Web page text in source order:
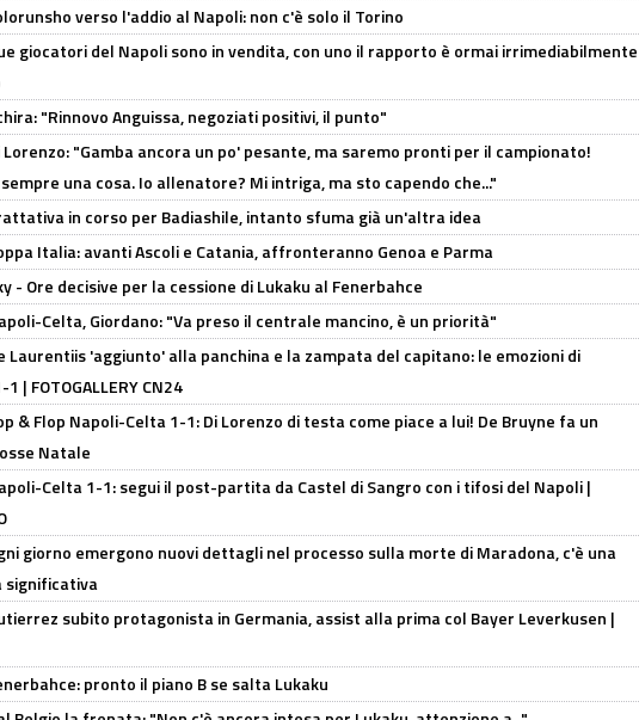
verso l'addio al Napoli: non c'è solo il Torino
giocatori del Napoli sono in vendita, con uno il rapporto è ormai irrimediabilmente
"Rinnovo Anguissa, negoziati positivi, il punto"
Lorenzo: "Gamba ancora un po' pesante, ma saremo pronti per il campionato!
una cosa. Io allenatore? Mi intriga, ma sto capendo che..."
in corso per Badiashile, intanto sfuma già un'altra idea
Italia: avanti Ascoli e Catania, affronteranno Genoa e Parma
- Ore decisive per la cessione di Lukaku al Fenerbahce
Celta, Giordano: "Va preso il centrale mancino, è un priorità"
Laurentiis 'aggiunto' alla panchina e la zampata del capitano: le emozioni di
| FOTOGALLERY CN24
& Flop Napoli-Celta 1-1: Di Lorenzo di testa come piace a lui! De Bruyne fa un
Natale
Celta 1-1: segui il post-partita da Castel di Sangro con i tifosi del Napoli |
giorno emergono nuovi dettagli nel processo sulla morte di Maradona, c'è una
significativa
subito protagonista in Germania, assist alla prima col Bayer Leverkusen |
pronto il piano B se salta Lukaku